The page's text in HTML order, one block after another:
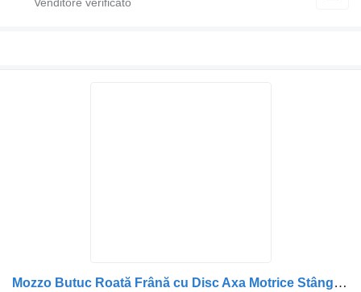
Mozzo Butuc Roată Frână cu Disc Axa Motrice Stânga per camion Renault